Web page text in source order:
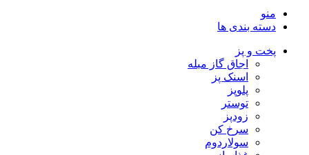
منو
دسته بندی ها
پخت و پز
اجاق گاز مبله
اسنک پز
پلوپز
توستر
زودپز
سرخ کن
سولاردوم